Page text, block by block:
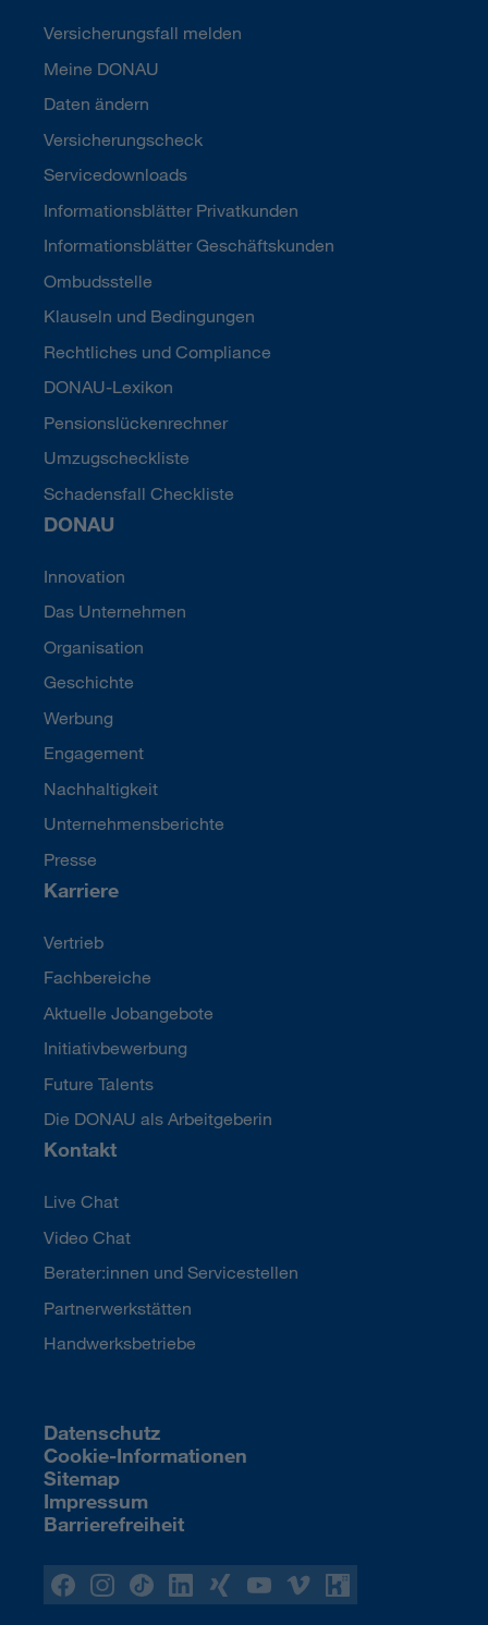
Versicherungsfall melden
Meine DONAU
Daten ändern
Versicherungscheck
Servicedownloads
Informationsblätter Privatkunden
Informationsblätter Geschäftskunden
Ombudsstelle
Klauseln und Bedingungen
Rechtliches und Compliance
DONAU-Lexikon
Pensionslückenrechner
Umzugscheckliste
Schadensfall Checkliste
DONAU
Innovation
Das Unternehmen
Organisation
Geschichte
Werbung
Engagement
Nachhaltigkeit
Unternehmensberichte
Presse
Karriere
Vertrieb
Fachbereiche
Aktuelle Jobangebote
Initiativbewerbung
Future Talents
Die DONAU als Arbeitgeberin
Kontakt
Live Chat
Video Chat
Berater:innen und Servicestellen
Partnerwerkstätten
Handwerksbetriebe
Datenschutz
Cookie-Informationen
Sitemap
Impressum
Barrierefreiheit